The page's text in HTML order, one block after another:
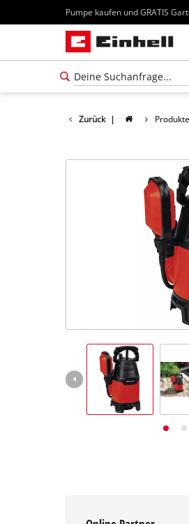
Pumpe kaufen und GRATIS
Zurück | Produkte